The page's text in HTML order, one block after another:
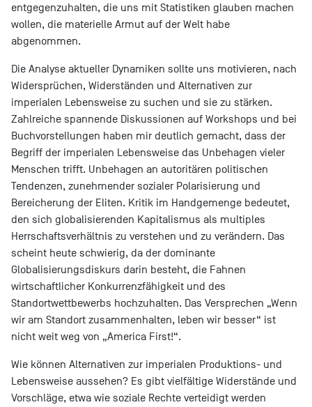
entgegenzuhalten, die uns mit Statistiken glauben machen
wollen, die materielle Armut auf der Welt habe
abgenommen.
Die Analyse aktueller Dynamiken sollte uns motivieren, nach
Widersprüchen, Widerständen und Alternativen zur
imperialen Lebensweise zu suchen und sie zu stärken.
Zahlreiche spannende Diskussionen auf Workshops und bei
Buchvorstellungen haben mir deutlich gemacht, dass der
Begriff der imperialen Lebensweise das Unbehagen vieler
Menschen trifft. Unbehagen an autoritären politischen
Tendenzen, zunehmender sozialer Polarisierung und
Bereicherung der Eliten. Kritik im Handgemenge bedeutet,
den sich globalisierenden Kapitalismus als multiples
Herrschaftsverhältnis zu verstehen und zu verändern. Das
scheint heute schwierig, da der dominante
Globalisierungsdiskurs darin besteht, die Fahnen
wirtschaftlicher Konkurrenzfähigkeit und des
Standortwettbewerbs hochzuhalten. Das Versprechen „Wenn
wir am Standort zusammenhalten, leben wir besser“ ist
nicht weit weg von „America First!“.
Wie können Alternativen zur imperialen Produktions- und
Lebensweise aussehen? Es gibt vielfältige Widerstände und
Vorschläge, etwa wie soziale Rechte verteidigt werden